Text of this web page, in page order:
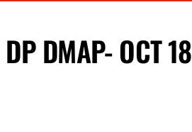
DMAP- OCT 18